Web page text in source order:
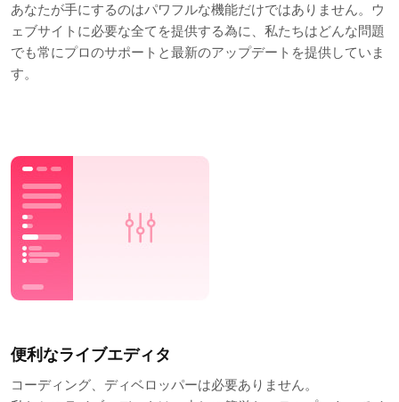
あなたが手にするのはパワフルな機能だけではありません。ウ
ェブサイトに必要な全てを提供する為に、私たちはどんな問題
でも常にプロのサポートと最新のアップデートを提供していま
す。
便利なライブエディタ
コーディング、ディベロッパーは必要ありません。